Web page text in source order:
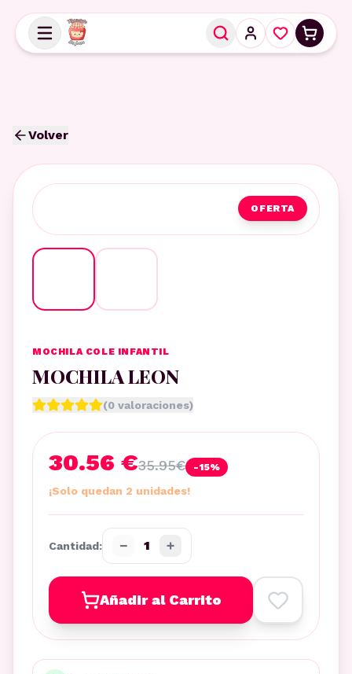
Volver
OFERTA
MOCHILA COLE INFANTIL
MOCHILA LEON
(0 valoraciones)
30.56 €35.95€ -15%
¡Solo quedan 2 unidades!
Cantidad: − 1 +
Añadir al Carrito